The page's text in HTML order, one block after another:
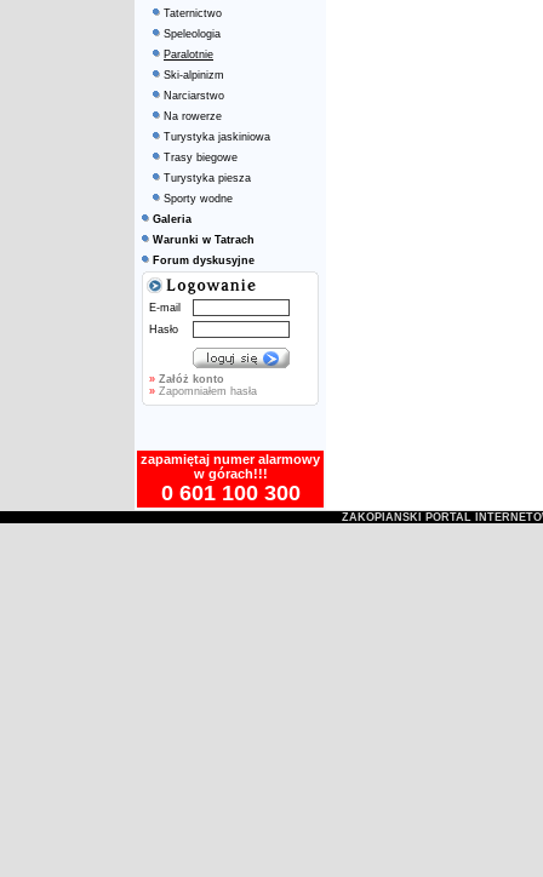
Taternictwo
Speleologia
Paralotnie
Ski-alpinizm
Narciarstwo
Na rowerze
Turystyka jaskiniowa
Trasy biegowe
Turystyka piesza
Sporty wodne
Galeria
Warunki w Tatrach
Forum dyskusyjne
E-mail
Hasło
» Załóż konto
» Zapomniałem hasła
zapamiętaj numer alarmowy
w górach!!!
0 601 100 300
ZAKOPIAŃSKI PORTAL